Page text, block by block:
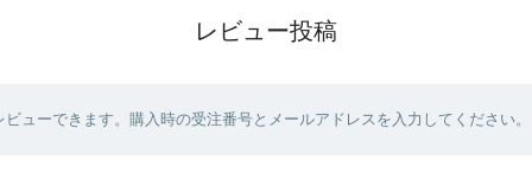
レビュー投稿
ューできます。購入時の受注番号とメールアドレスを入力してください。